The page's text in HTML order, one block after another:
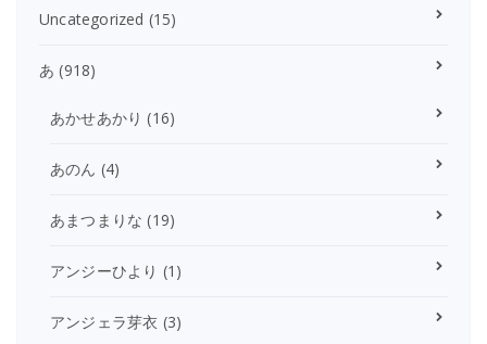
Uncategorized (15)
あ (918)
あかせあかり (16)
あのん (4)
あまつまりな (19)
アンジーひより (1)
アンジェラ芽衣 (3)